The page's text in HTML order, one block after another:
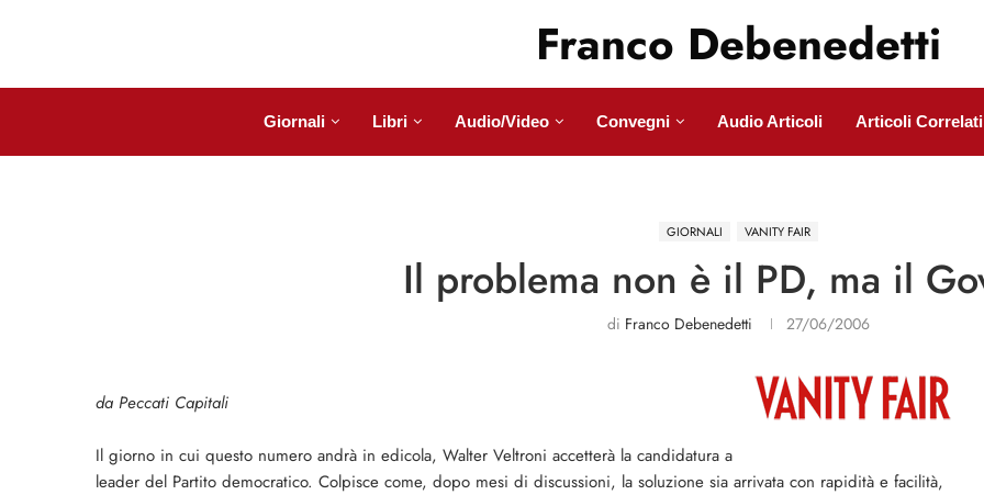
Franco Debenedetti
Giornali Libri Audio/Video Convegni Audio Articoli Articoli Correlati
GIORNALI VANITY FAIR
Il problema non è il PD, ma il
di Franco Debenedetti 27/06/2006
da Peccati Capitali
Il giorno in cui questo numero andrà in edicola, Walter Veltroni accetterà la candidatura a
leader del Partito democratico. Colpisce come, dopo mesi di discussioni, la soluzione sia arrivata con rapidità e facilità,